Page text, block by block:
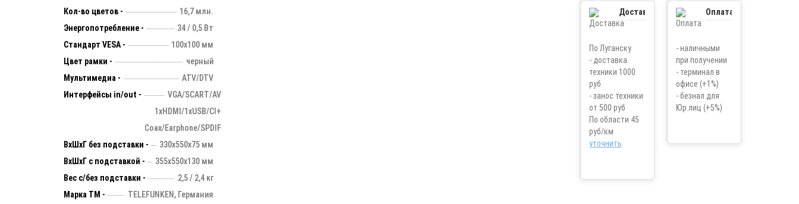
Кол-во цветов -
16,7 млн.
Энергопотребление -
34 / 0,5 Вт
Стандарт VESA -
100х100 мм
Цвет рамки -
черный
Мультимедиа -
ATV/DTV
Интерфейсы in/out -
VGA/SCART/AV
1xHDMI/1xUSB/CI+
Coax/Earphone/SPDIF
ВхШхГ без подставки -
330х550х75 мм
ВхШхГ с подставкой -
355x550x130 мм
Вес с/без подставки -
2,5 / 2,4 кг
Марка ТМ -
TELEFUNKEN, Германия
Доставка
По Луганску
- доставка
техники 1000
руб.
- занос техники
от 500 руб
По области 45
руб/км
уточнить
Оплата
- наличными
при получении
- терминал в
офисе (+1%)
- безнал для
Юр.лиц (+5%)